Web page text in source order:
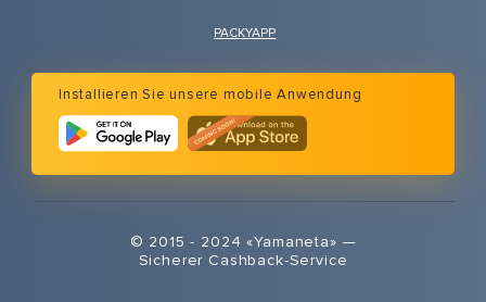
PACKYAPP
Installieren Sie unsere mobile Anwendung
© 2015 - 2024 «Yamaneta» —
Sicherer Cashback-Service